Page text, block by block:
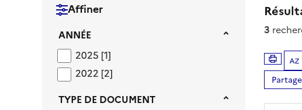
Affiner
Année
ANNÉE
20252025 [1]
20222022 [2]
Type de document
TYPE DE DOCUMENT
3